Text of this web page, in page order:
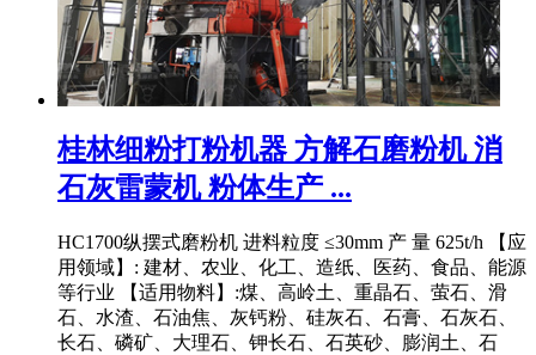
桂林细粉打粉机器 方解石磨粉机 消
石灰雷蒙机 粉体生产 ...
HC1700纵摆式磨粉机 进料粒度 ≤30mm 产 量 625t/h 【应
用领域】: 建材、农业、化工、造纸、医药、食品、能源
等行业 【适用物料】:煤、高岭土、重晶石、萤石、滑
石、水渣、石油焦、灰钙粉、硅灰石、石膏、石灰石、
长石、磷矿、大理石、钾长石、石英砂、膨润土、石